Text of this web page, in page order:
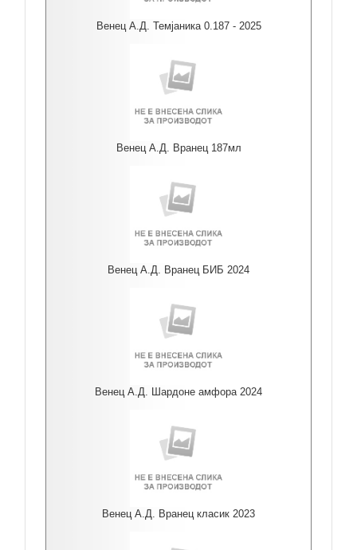
Венец А.Д. Темјаника 0.187 - 2025
Венец А.Д. Вранец 187мл
Венец А.Д. Вранец БИБ 2024
Венец А.Д. Шардоне амфора 2024
Венец А.Д. Вранец класик 2023